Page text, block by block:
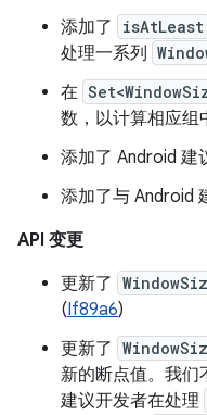
添加了
isAtLeast
处理一系列
在
数，以计算相应组
添加了 Android 建
添加了与 Android
API 变更
更新了
(If89a6)
更新了
新的断点值。我们
建议开发者在处理